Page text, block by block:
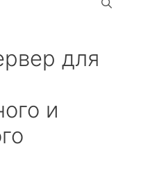
для
и